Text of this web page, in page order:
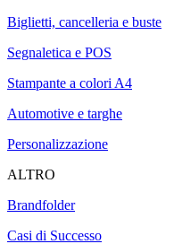
Biglietti, cancelleria e buste
Segnaletica e POS
Stampante a colori A4
Automotive e targhe
Personalizzazione
ALTRO
Brandfolder
Casi di Successo